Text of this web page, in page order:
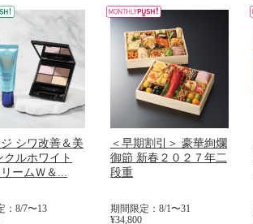
シワ改善＆美
クルホワイト
ームＷ＆...
：8/7〜13
＜早期割引＞ 豪華絢爛
御節 新春２０２７年二
段重
期間限定：8/1〜31
¥34,800